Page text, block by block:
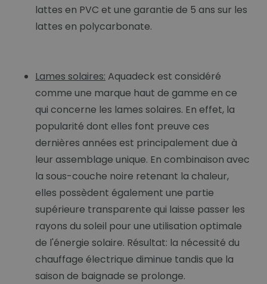
lattes en PVC et une garantie de 5 ans sur les
lattes en polycarbonate.
Lames solaires: Aquadeck est considéré
comme une marque haut de gamme en ce
qui concerne les lames solaires. En effet, la
popularité dont elles font preuve ces
dernières années est principalement due à
leur assemblage unique. En combinaison avec
la sous-couche noire retenant la chaleur,
elles possèdent également une partie
supérieure transparente qui laisse passer les
rayons du soleil pour une utilisation optimale
de l'énergie solaire. Résultat: la nécessité du
chauffage électrique diminue tandis que la
saison de baignade se prolonge.